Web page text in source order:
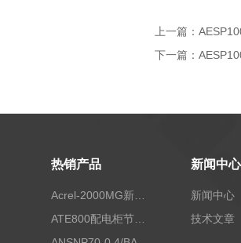
上一篇：
下一篇：
热销产品
Acrel-2000MG新能源消纳安科瑞微电网能量管理系统
ATE800配电柜节点无线测温/表带捆绑/无源感应取电
新闻中心
新闻中心
技术文章